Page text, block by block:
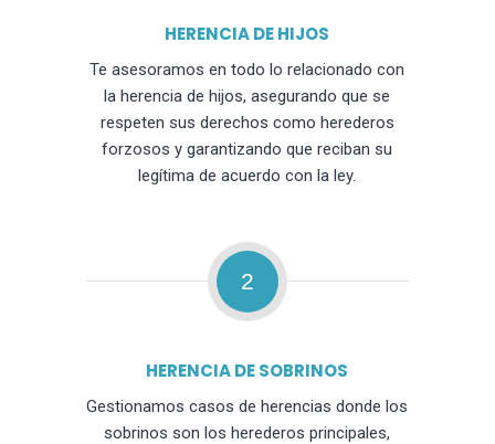
HERENCIA DE HIJOS
Te asesoramos en todo lo relacionado con
la herencia de hijos, asegurando que se
respeten sus derechos como herederos
forzosos y garantizando que reciban su
legítima de acuerdo con la ley.
2
HERENCIA DE SOBRINOS
Gestionamos casos de herencias donde los
sobrinos son los herederos principales,